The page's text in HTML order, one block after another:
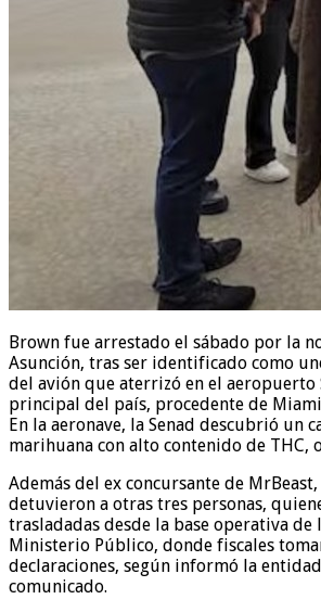
Brown fue arrestado el sábado por la
Asunción, tras ser identificado como
del avión que aterrizó en el
principal del país, procedente de
En la aeronave, la Senad descubrió un
marihuana con alto contenido de THC,
Además del ex concursante de
detuvieron a otras tres personas,
trasladadas desde la base operativa de
Ministerio Público, donde fiscales
declaraciones, según informó la
comunicado.